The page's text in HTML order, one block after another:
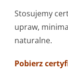
Stosujemy
upraw,
naturalne.
Pobierz